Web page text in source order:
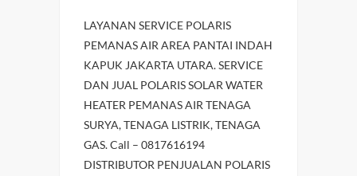
LAYANAN SERVICE POLARIS
PEMANAS AIR AREA PANTAI INDAH
KAPUK JAKARTA UTARA. SERVICE
DAN JUAL POLARIS SOLAR WATER
HEATER PEMANAS AIR TENAGA
SURYA, TENAGA LISTRIK, TENAGA
GAS. Call – 0817616194
DISTRIBUTOR PENJUALAN POLARIS